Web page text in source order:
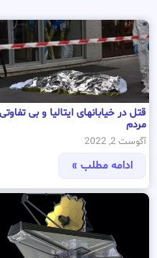
قتل در خیابانهای ایتالیا و بی تفاوتی
مردم
آگوست 2, 2022
ادامه مطلب »